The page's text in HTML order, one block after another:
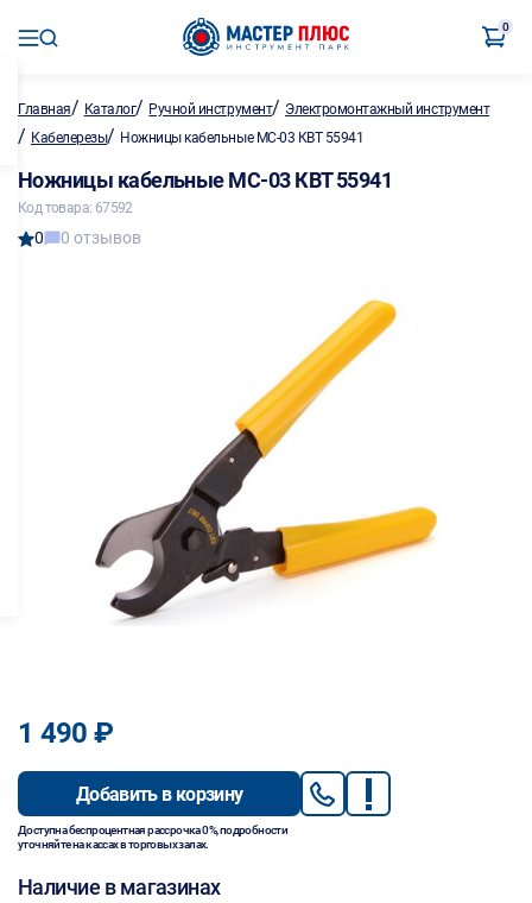
0
Главная/ Каталог/ Ручной инструмент/ Электромонтажный инструмент
/ Кабелерезы/ Ножницы кабельные МС-03 КВТ 55941
Ножницы кабельные МС-03 КВТ 55941
Код товара: 67592
0 0 отзывов
1 490 ₽
Добавить в корзину
Доступна беспроцентная рассрочка 0%, подробности
уточняйте на кассах в торговых залах.
Наличие в магазинах